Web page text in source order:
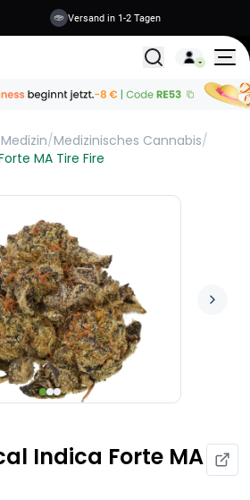
Versand in 1-2 Tagen
Alle
/Medizinisches Cannabis/
MA Tire Fire
Indica Forte MA